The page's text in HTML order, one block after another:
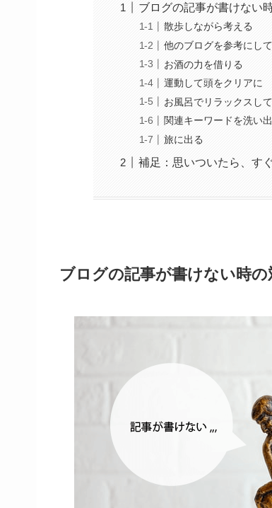
ブログの記事が書けない
散歩しながら考える
他のブログを参考にし
お酒の力を借りる
運動して頭をクリアに
お風呂でリラックスし
関連キーワードを洗い
旅に出る
補足：思いついたら、す
ブログの記事が書けない時の